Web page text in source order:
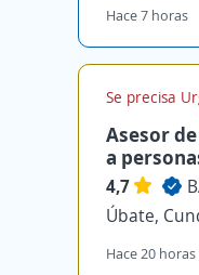
Hace 7 horas
Se precisa
Asesor
a
4,7
Úbate,
Hace 20 horas